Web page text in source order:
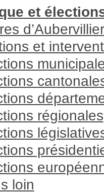
et
et
régionales
loin